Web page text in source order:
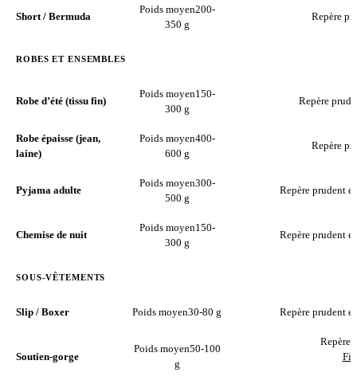
Short / Bermuda
Poids moyen200-
350 g
Repère
ROBES ET ENSEMBLES
Robe d’été (tissu fin)
Poids moyen150-
300 g
Repère
Robe épaisse (jean,
laine)
Poids moyen400-
600 g
Repère
Pyjama adulte
Poids moyen300-
500 g
Repère prudent
Chemise de nuit
Poids moyen150-
300 g
Repère prudent
SOUS-VÊTEMENTS
Slip / Boxer Poids moyen30-80 g Repère prudent
Soutien-gorge
Poids moyen50-100
g
Repère